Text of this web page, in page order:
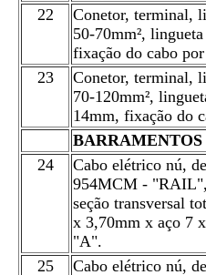
22
Conetor, terminal,
50-70mm²,
fixação do cabo
23
Conetor, terminal,
70-120mm²,
14mm, fixação do
BARRAMENTOS
24
Cabo elétrico nú,
954MCM - "RAIL",
seção transversal
x 3,70mm x aço 7
"A".
25
Cabo elétrico nú,